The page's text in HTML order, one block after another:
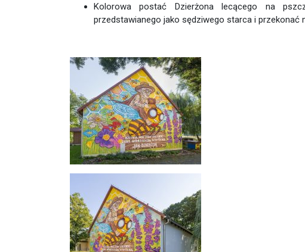
Kolorowa postać Dzierżona lecącego na
przedstawianego jako sędziwego starca i przekonać